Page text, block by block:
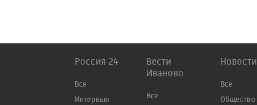
Россия 24
Все
Интервью
Вести
Иваново
Все
Новости
Все
Общество